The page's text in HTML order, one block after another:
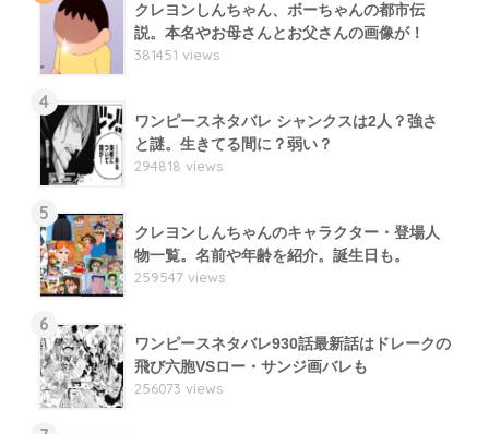
クレヨンしんちゃん、ボーちゃんの都市伝
説。本名やお母さんとお父さんの画像が！
381451 views
4
ワンピースネタバレ シャンクスは2人？強さ
と謎。生きてる間に？弱い？
294818 views
5
クレヨンしんちゃんのキャラクター・登場人
物一覧。名前や年齢を紹介。誕生日も。
259547 views
6
ワンピースネタバレ930話最新話はドレークの
飛び六胞VSロー・サンジ画バレも
256073 views